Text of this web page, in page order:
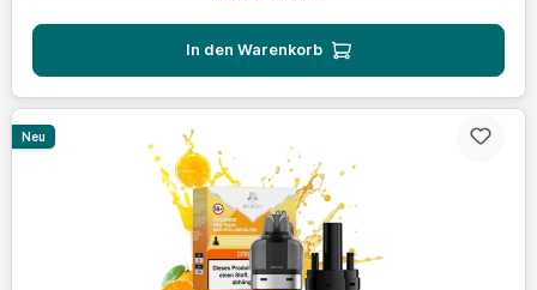
In den Warenkorb
Neu